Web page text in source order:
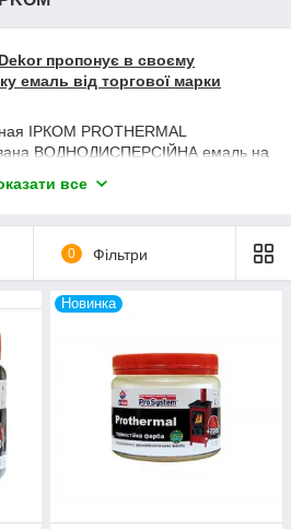
пропонує в своєму
емаль від торгової марки
ІРКОМ PROTHERMAL
ВОДНОДИСПЕРСІЙНА емаль на
для фарбування металевих
до температури +700 З печі,
труби, димарі і т. д.
ІРКОМ PROTHERMAL
властивостями, стійка
масел.
все
0 Фільтри
Новинка